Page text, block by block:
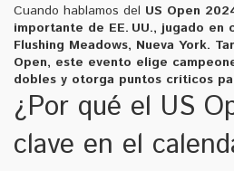
Cuando hablamos del US Open
importante de EE. UU., jugado en
Flushing Meadows, Nueva York.
Open, este evento elige
dobles y otorga puntos críticos
¿Por qué el US
clave en el